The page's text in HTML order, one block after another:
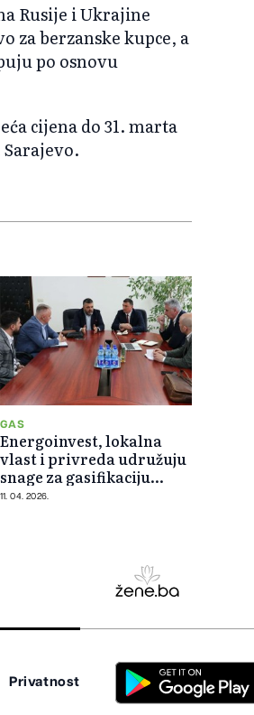
Rusije i Ukrajine
za berzanske kupce, a
po osnovu
cijena do 31. marta
GAS
Energoinvest, lokalna
vlast i privreda udružuju
snage za gasifikaciju
Breze
11. 04. 2026.
Privatnost